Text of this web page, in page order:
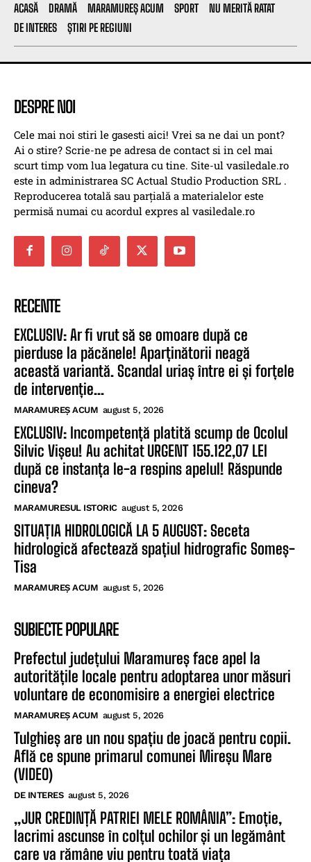
ACASĂ DRAMĂ MARAMUREȘ ACUM SPORT
NU MERITĂ RATAT
DE INTERES
ȘTIRI PE REGIUNI
DESPRE NOI
Cele mai noi stiri le gasesti aici! Vrei sa ne dai un pont?
Ai o stire? Scrie-ne pe adresa de contact si in cel mai
scurt timp vom lua legatura cu tine. Site-ul vasiledale.ro
este in administrarea SC Actual Studio Production SRL .
Reproducerea totală sau parțială a materialelor este
permisă numai cu acordul expres al vasiledale.ro
RECENTE
EXCLUSIV: Ar fi vrut să se omoare după ce
pierduse la păcănele! Aparținătorii neagă
această variantă. Scandal uriaș între ei și forțele
de intervenție...
MARAMUREȘ ACUM august 5, 2026
EXCLUSIV: Incompetență platită scump de Ocolul
Silvic Vișeu! Au achitat URGENT 155.122,07 LEI
după ce instanța le-a respins apelul! Răspunde
cineva?
MARAMURESUL ISTORIC august 5, 2026
SITUAȚIA HIDROLOGICĂ LA 5 AUGUST: Seceta
hidrologică afectează spațiul hidrografic Someș-
Tisa
MARAMUREȘ ACUM august 5, 2026
SUBIECTE POPULARE
Prefectul județului Maramureș face apel la
autoritățile locale pentru adoptarea unor măsuri
voluntare de economisire a energiei electrice
MARAMUREȘ ACUM august 5, 2026
Tulghieș are un nou spațiu de joacă pentru copii.
Află ce spune primarul comunei Mireșu Mare
(VIDEO)
DE INTERES august 5, 2026
„JUR CREDINȚĂ PATRIEI MELE ROMÂNIA”: Emoție,
lacrimi ascunse în colțul ochilor și un legământ
care va rămâne viu pentru toată viața